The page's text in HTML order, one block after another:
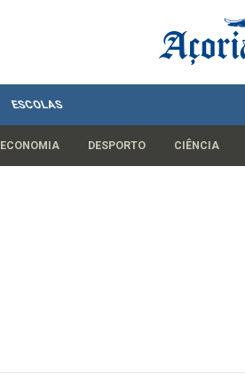
ESCOLAS
ECONOMIA DESPORTO CIÊNCIA